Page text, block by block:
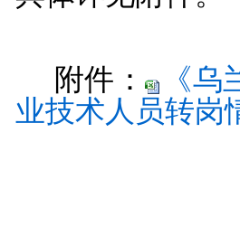
附件：
《
业技术人员转岗